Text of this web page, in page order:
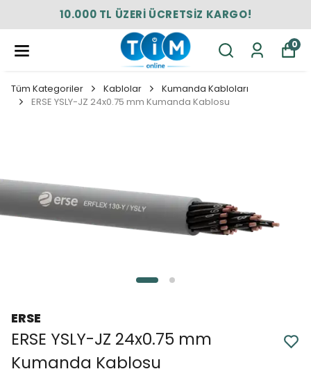
10.000 TL ÜZERİ ÜCRETSİZ KARGO!
0
Tüm Kategoriler Kablolar
Kumanda Kabloları
ERSE YSLY-JZ 24x0.75 mm Kumanda Kablosu
ERSE
ERSE YSLY-JZ 24x0.75 mm
Kumanda Kablosu